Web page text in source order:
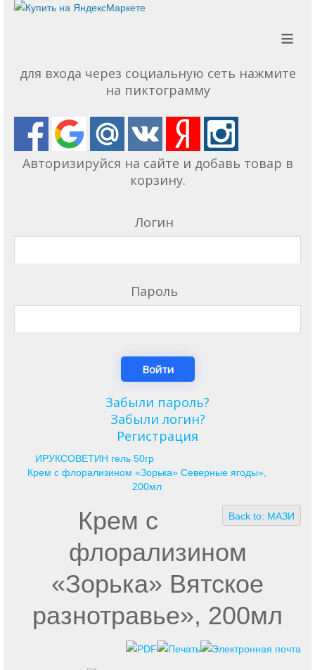
≡
для входа через социальную сеть нажмите
на пиктограмму
Авторизируйся на сайте и добавь товар в
корзину.
Логин
Пароль
Забыли пароль?
Забыли логин?
Регистрация
ИРУКСОВЕТИН гель 50гр
Крем с флорализином «Зорька» Северные ягоды»,
200мл
Back to: МАЗИ
Крем с
флорализином
«Зорька» Вятское
разнотравье», 200мл